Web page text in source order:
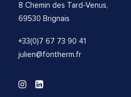
8 Chemin des Tard-Venus,
69530 Brignais
+33(0)7 67 73 90 41
julien@fontherm.fr